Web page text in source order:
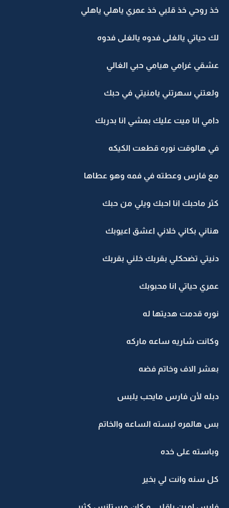
خذ روحي خذ قلبي خذ عمري ياهلي ياهلي
لك حياتي يالغلى فدوه يالغلى فدوه
عشقي غرامي هيامي حبي الغالي
ولعتني سهرتني يامنيتي في حبك
دامي انا ميت عليك بمشي انا بدربك
في هالوقت نوره قطعت الكيكه
مع فارس وعطته في فمه وهو عطاها
كثر ماحبك انا احبك ويلي من حبك
هناني بكاني خلاني اعشق اعيوبك
دنيتي تضحكلي بقربك خلني بقربك
عمري حياتي انا محبوبك
نوره قدمت هديتها له
وكانت شاريه ساعه ماركه
بعشر الاف وخاتم فضه
دبله لأن فارس مايحب يلبس
بس هالمره لبسته الساعه والخاتم
وباسته على خده
كل سنه وانت لي بخير